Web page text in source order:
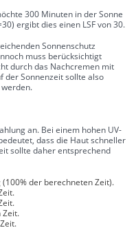
300 Minuten in der Sonne
ergibt dies einen LSF von 30.
Sonnenschutz
muss berücksichtigt
durch das Nachcremen mit
der Sonnenzeit sollte also
an. Bei einem hohen UV-
dass die Haut schneller
sollte daher entsprechend
(100% der berechneten Zeit).
Zeit.